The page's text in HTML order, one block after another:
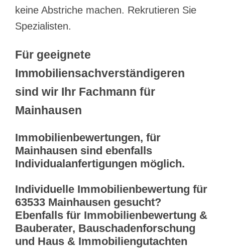
keine Abstriche machen. Rekrutieren Sie
Spezialisten.
Für geeignete
Immobiliensachverständigeren
sind wir Ihr Fachmann für
Mainhausen
Immobilienbewertungen, für
Mainhausen sind ebenfalls
Individualanfertigungen möglich.
Individuelle Immobilienbewertung für
63533 Mainhausen gesucht?
Ebenfalls für Immobilienbewertung &
Bauberater, Bauschadenforschung
und Haus & Immobiliengutachten